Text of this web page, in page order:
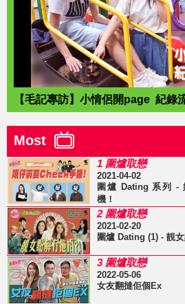
【毛記專訪】小情侶開page 紀錄
Most
1 圍爐取戀
2021-04-02
圍爐 Dating 系列 -
機！
2 圍爐取戀
2021-02-20
圍爐 Dating (1) - 靚
3 圍爐取戀
2022-05-06
女友翻撻佢個Ex